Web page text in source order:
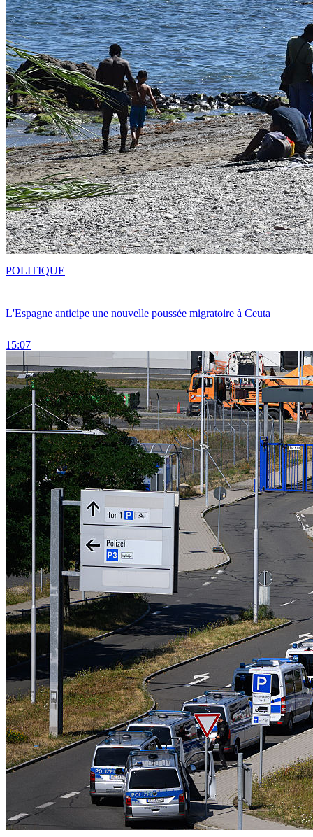
L'Espagne anticipe une nouvelle poussée migratoire à Ceuta
15:07
POLITIQUE